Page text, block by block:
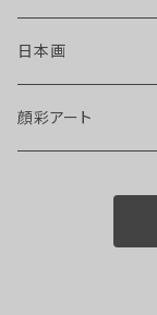
日本画
顔彩アート